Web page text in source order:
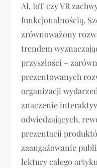
AI, IoT czy VR
funkcjonalnością.
zrównoważony
trendem
przyszłości –
prezentowanych
organizacji
znaczenie
odwiedzających,
prezentacji
zaangażowanie
lektury całego